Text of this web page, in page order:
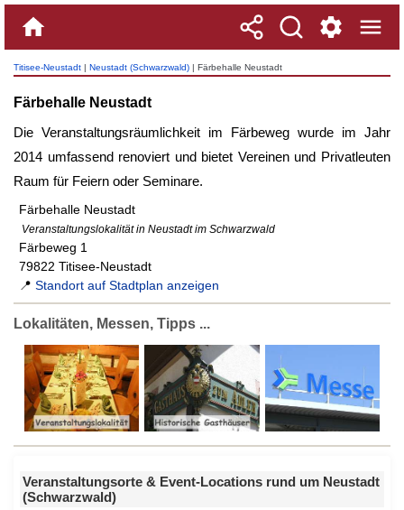
Titisee-Neustadt | Neustadt (Schwarzwald) | Färbehalle Neustadt
Färbehalle Neustadt
Die Veranstaltungsräumlichkeit im Färbeweg wurde im Jahr
2014 umfassend renoviert und bietet Vereinen und Privatleuten
Raum für Feiern oder Seminare.
Färbehalle Neustadt
Veranstaltungslokalität in Neustadt im Schwarzwald
Färbeweg 1
79822 Titisee-Neustadt
📍 Standort auf Stadtplan anzeigen
Lokalitäten, Messen, Tipps ...
Veranstaltungsorte & Event-Locations rund um Neustadt
(Schwarzwald)